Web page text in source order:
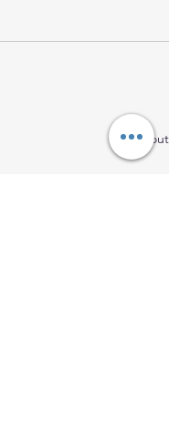
Voir tout